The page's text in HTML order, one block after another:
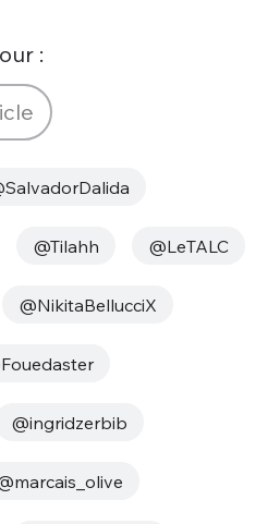
:
@Tilahh @LeTALC
@NikitaBellucciX
@ingridzerbib